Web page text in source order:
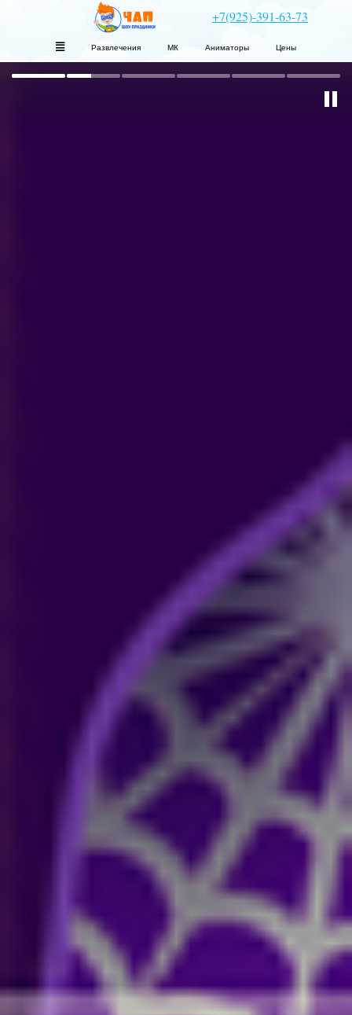
+7(925)-391-63-73
Развлечения МК Аниматоры Цены